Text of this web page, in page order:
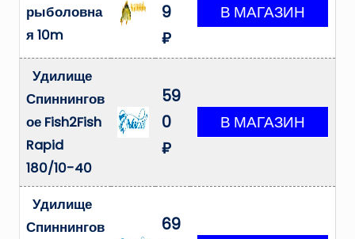
рыболовна
я 10m
9
₽
Удилище
Спиннингов
ое Fish2Fish
Rapid
180/10-40
59
0
₽
Удилище
Спиннингов
69